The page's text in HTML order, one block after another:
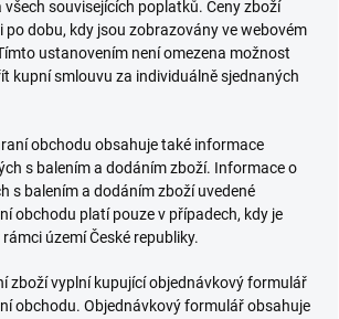
souvisejících poplatků. Ceny zboží
dobu, kdy jsou zobrazovány ve webovém
ustanovením není omezena možnost
kupní smlouvu za individuálně sjednaných
obchodu obsahuje také informace
s balením a dodáním zboží. Informace o
s balením a dodáním zboží uvedené
obchodu platí pouze v případech, kdy je
území České republiky.
vyplní kupující objednávkový formulář
obchodu. Objednávkový formulář obsahuje